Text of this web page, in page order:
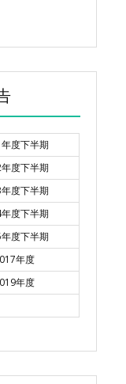
度下半期
度下半期
度下半期
度下半期
度下半期
年度
年度